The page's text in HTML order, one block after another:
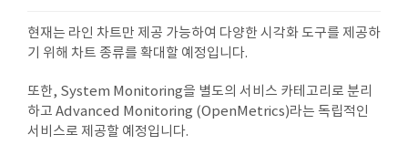
현재는 라인 차트만 제공 가능하여 다양한 시각화 도구를 제공하
기 위해 차트 종류를 확대할 예정입니다.
또한, System Monitoring을 별도의 서비스 카테고리로 분리
하고 Advanced Monitoring (OpenMetrics)라는 독립적인
서비스로 제공할 예정입니다.